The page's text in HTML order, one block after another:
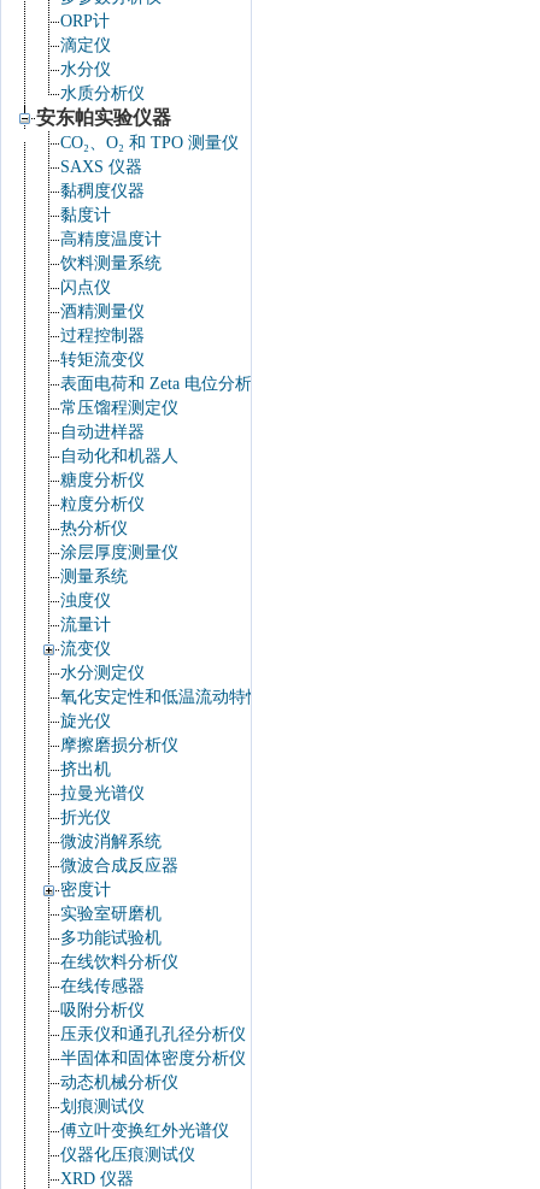
ORP计
滴定仪
水分仪
水质分析仪
安东帕实验仪器
CO₂、O₂ 和 TPO 测量仪
SAXS 仪器
黏稠度仪器
黏度计
高精度温度计
饮料测量系统
闪点仪
酒精测量仪
过程控制器
转矩流变仪
表面电荷和 Zeta 电位分析仪
常压馏程测定仪
自动进样器
自动化和机器人
糖度分析仪
粒度分析仪
热分析仪
涂层厚度测量仪
测量系统
浊度仪
流量计
流变仪
水分测定仪
氧化安定性和低温流动特性
旋光仪
摩擦磨损分析仪
挤出机
拉曼光谱仪
折光仪
微波消解系统
微波合成反应器
密度计
实验室研磨机
多功能试验机
在线饮料分析仪
在线传感器
吸附分析仪
压汞仪和通孔孔径分析仪
半固体和固体密度分析仪
动态机械分析仪
划痕测试仪
傅立叶变换红外光谱仪
仪器化压痕测试仪
XRD 仪器